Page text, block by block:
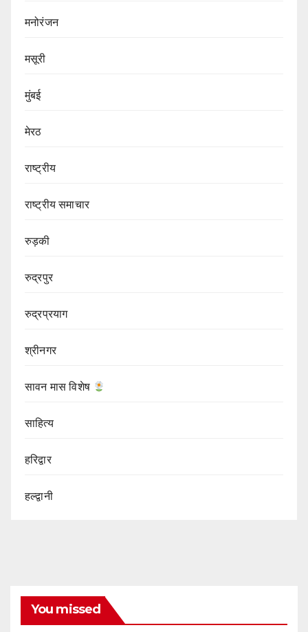
मनोरंजन
मसूरी
मुंबई
मेरठ
राष्ट्रीय
राष्ट्रीय समाचार
रुड़की
रुद्रपुर
रुद्रप्रयाग
श्रीनगर
सावन मास विशेष
साहित्य
हरिद्वार
हल्द्वानी
You missed